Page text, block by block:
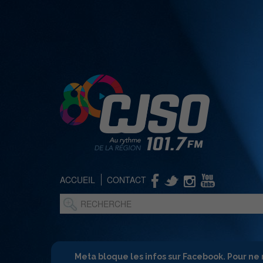
ACCUEIL CONTACT
Meta bloque les infos sur Facebook. Pour